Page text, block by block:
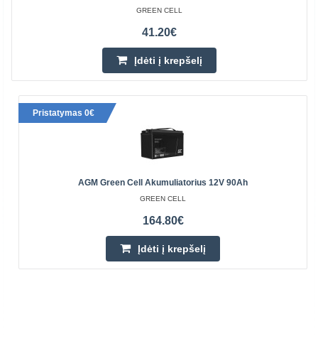
GREEN CELL
41.20€
Įdėti į krepšelį
Pristatymas 0€
AGM Green Cell Akumuliatorius 12V 90Ah
GREEN CELL
164.80€
Įdėti į krepšelį